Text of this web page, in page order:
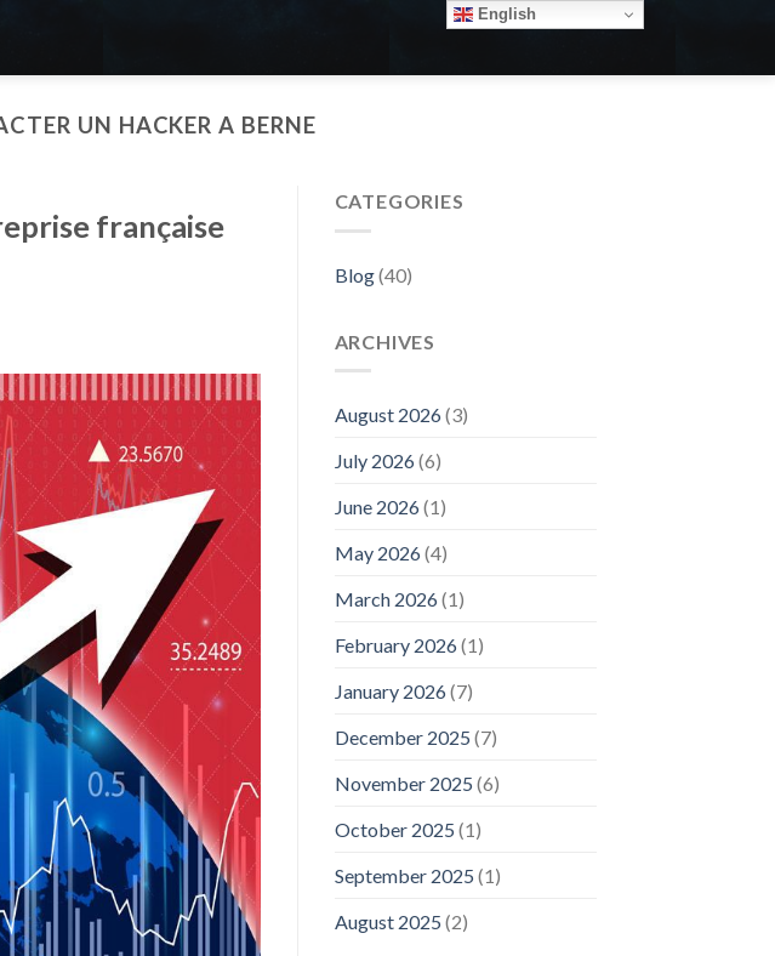
UN HACKER A BERNE
française
CATEGORIES
Blog(40)
ARCHIVES
August 2026(3)
July 2026(6)
June 2026(1)
May 2026(4)
March 2026(1)
February 2026(1)
January 2026(7)
December 2025 (7)
November 2025 (6)
October 2025 (1)
September 2025 (1)
August 2025 (2)
English